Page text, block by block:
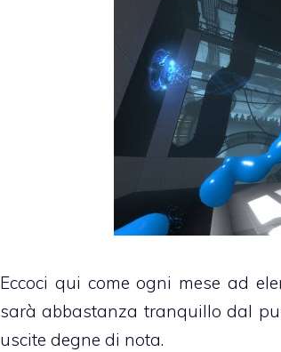
Eccoci qui come ogni mese ad
sarà abbastanza tranquillo dal
uscite degne di nota.